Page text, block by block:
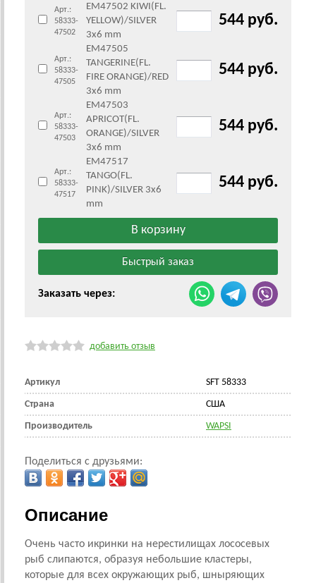
Арт.:
58333-
47502
EM47502 KIWI(FL.
YELLOW)/SILVER
3x6 mm
544 руб.
Арт.:
58333-
47505
EM47505
TANGERINE(FL.
FIRE ORANGE)/RED
3x6 mm
544 руб.
Арт.:
58333-
47503
EM47503
APRICOT(FL.
ORANGE)/SILVER
3x6 mm
544 руб.
Арт.:
58333-
47517
EM47517
TANGO(FL.
PINK)/SILVER 3x6
mm
544 руб.
Заказать через:
добавить отзыв
Артикул SFT 58333
Страна CША
Производитель WAPSI
Поделиться с друзьями:
Описание
Очень часто икринки на нерестилищах лососевых
рыб слипаются, образуя небольшие кластеры,
которые для всех окружающих рыб, шныряющих